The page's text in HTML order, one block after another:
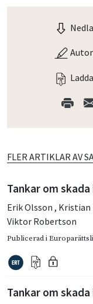
FLER ARTIKLAR AV
Tankar om
Erik Olsson , Kristian
Viktor Robertson
Publicerad i
Tankar om